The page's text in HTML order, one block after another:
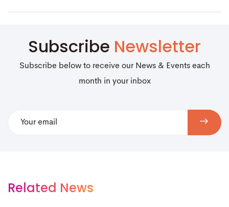
Subscribe Newsletter
Subscribe below to receive our News & Events each
month in your inbox
Related News